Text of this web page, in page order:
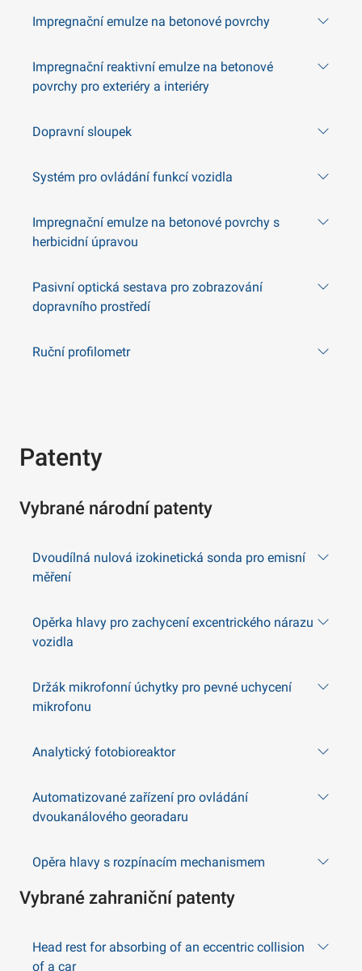
Impregnační emulze na betonové povrchy
Impregnační reaktivní emulze na betonové
povrchy pro exteriéry a interiéry
Dopravní sloupek
Systém pro ovládání funkcí vozidla
Impregnační emulze na betonové povrchy s
herbicidní úpravou
Pasivní optická sestava pro zobrazování
dopravního prostředí
Ruční profilometr
Patenty
Vybrané národní patenty
Dvoudílná nulová izokinetická sonda pro emisní
měření
Opěrka hlavy pro zachycení excentrického nárazu
vozidla
Držák mikrofonní úchytky pro pevné uchycení
mikrofonu
Analytický fotobioreaktor
Automatizované zařízení pro ovládání
dvoukanálového georadaru
Opěra hlavy s rozpínacím mechanismem
Vybrané zahraniční patenty
Head rest for absorbing of an eccentric collision
of a car